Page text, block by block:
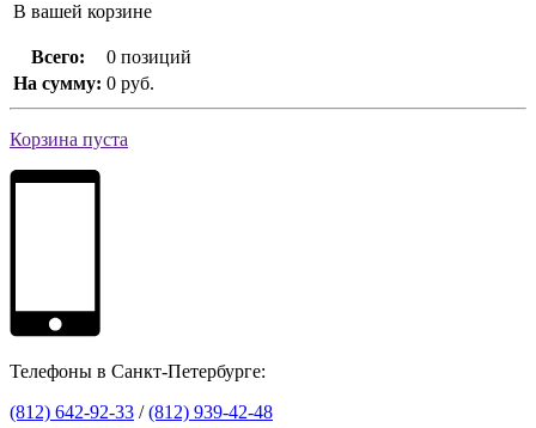
В вашей корзине
Всего:
0 позиций
На сумму: 0 руб.
Корзина пуста
Телефоны в Санкт-Петербурге:
(812) 642-92-33 /(812) 939-42-48